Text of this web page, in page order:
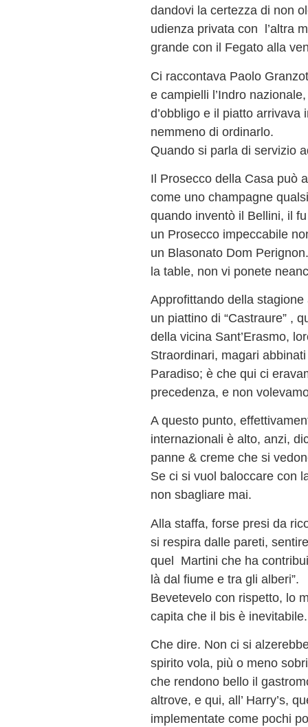
dandovi la certezza di non
udienza privata con l’altra
grande con il Fegato alla
Ci raccontava Paolo
e campielli l’Indro
d’obbligo e il piatto
nemmeno di ordinarlo.
Quando si parla di servizio
Il Prosecco della Casa può
come uno champagne
quando inventò il Bellini, il
un Prosecco impeccabile
un Blasonato Dom
la table, non vi ponete
Approfittando della
un piattino di “Castraure” ,
della vicina Sant’Erasmo,
Straordinari, magari
Paradiso; è che qui ci
precedenza, e non
A questo punto,
internazionali è alto, anzi,
panne & creme che si
Se ci si vuol baloccare con
non sbagliare mai.
Alla staffa, forse presi da
si respira dalle pareti,
quel Martini che ha
là dal fiume e tra gli alberi”.
Bevetevelo con rispetto, lo
capita che il bis è inevitabile.
Che dire. Non ci si
spirito vola, più o meno
che rendono bello il
altrove, e qui, all’ Harry’s,
implementate come pochi